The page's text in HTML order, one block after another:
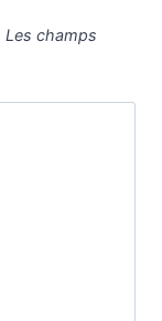
Les champs